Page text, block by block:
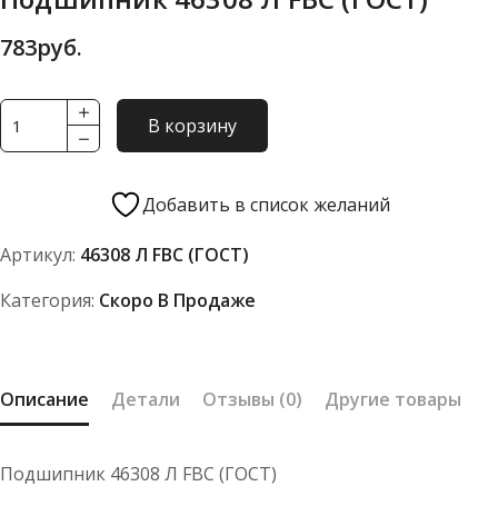
783руб.
Количество
товара
FBC
В корзину
Добавить в список желаний
Артикул: 46308 Л FBC (ГОСТ)
Категория: Скоро В Продаже
Описание Детали Отзывы (0) Другие товары
Подшипник 46308 Л FBC (ГОСТ)